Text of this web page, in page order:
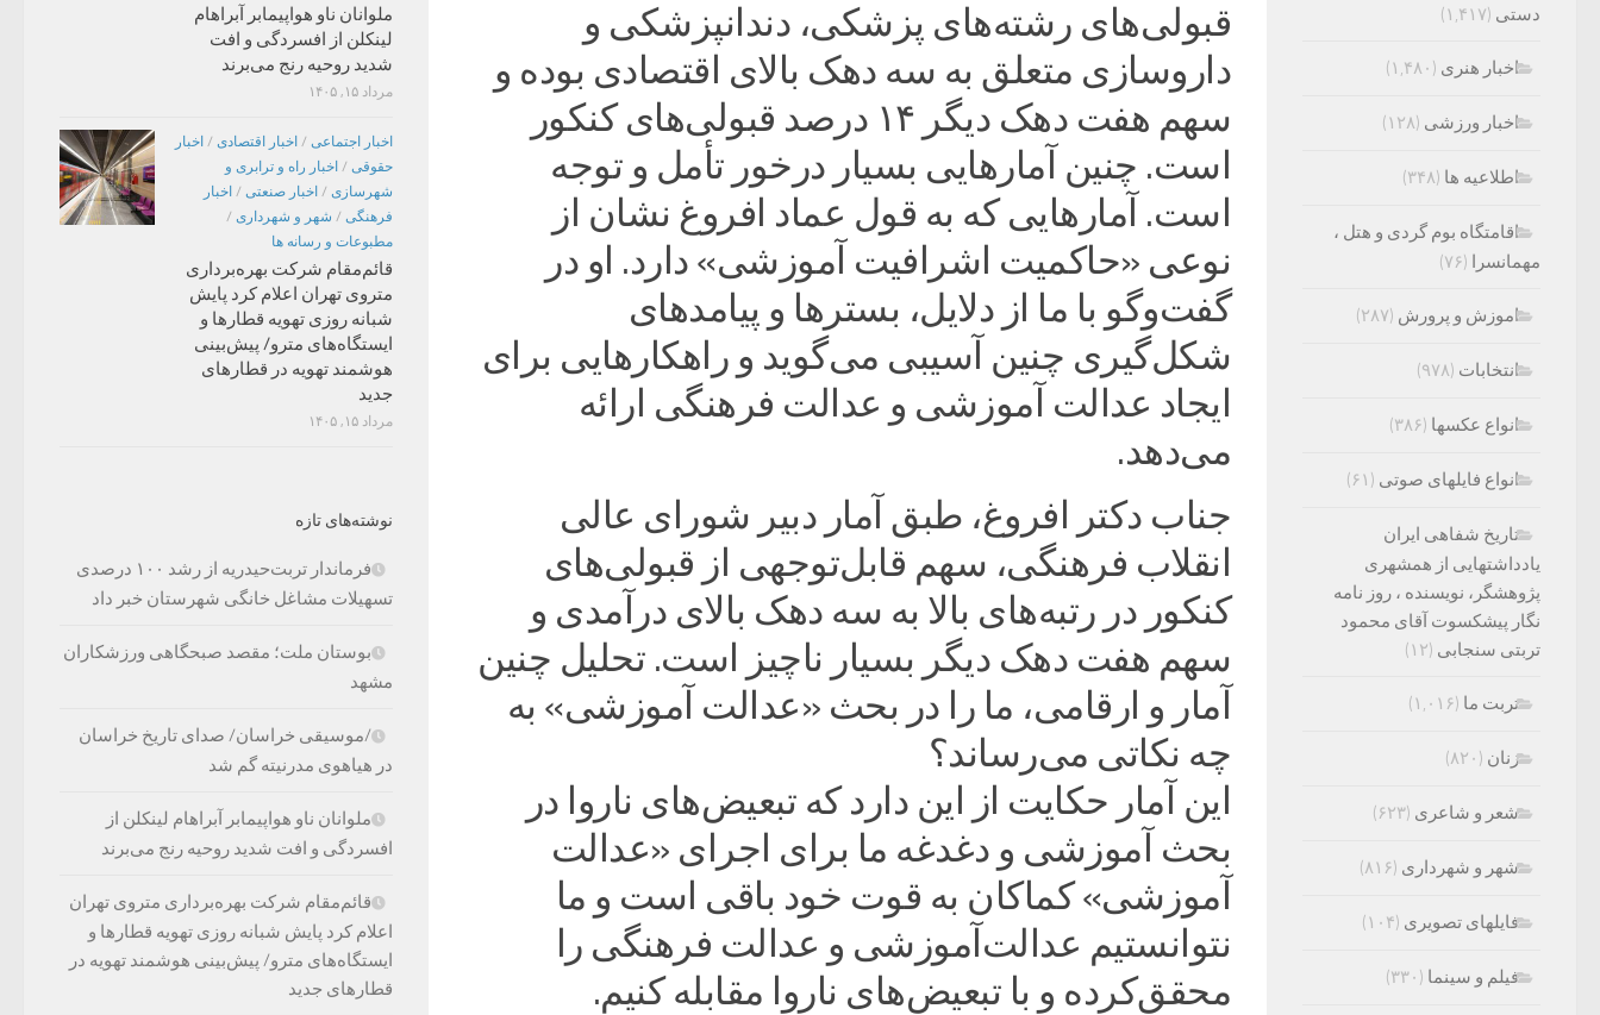
قبولی‌های رشته‌های پزشکی، دندانپزشکی و
داروسازی متعلق به سه دهک بالای اقتصادی بوده و
سهم هفت دهک دیگر ۱۴ درصد قبولی‌های کنکور
است. چنین آمارهایی بسیار درخور تأمل و توجه
است. آمارهایی که به قول عماد افروغ نشان از
نوعی «حاکمیت اشرافیت آموزشی» دارد. او در
گفت‌وگو با ما از دلایل، بسترها و پیامدهای
شکل‌گیری چنین آسیبی می‌گوید و راهکارهایی برای
ایجاد عدالت آموزشی و عدالت فرهنگی ارائه
می‌دهد.
​​​​​​​جناب دکتر افروغ، طبق آمار دبیر شورای عالی
انقلاب فرهنگی، سهم قابل‌توجهی از قبولی‌های
کنکور در رتبه‌های بالا به سه دهک بالای درآمدی و
سهم هفت دهک دیگر بسیار ناچیز است. تحلیل چنین
آمار و ارقامی، ما را در بحث «عدالت آموزشی» به
چه نکاتی می‌رساند؟
این آمار حکایت از این دارد که تبعیض‌های ناروا در
بحث آموزشی و دغدغه ما برای اجرای «عدالت
آموزشی» کماکان به قوت خود باقی است و ما
نتوانستیم عدالت‌آموزشی و عدالت فرهنگی را
محقق‌کرده و با تبعیض‌های ناروا مقابله کنیم.
ملوانان ناو هواپیمابر آبراهام
لینکلن از افسردگی و افت
شدید روحیه رنج می‌برند
مرداد ۱۵, ۱۴۰۵
اخبار اجتماعی / اخبار اقتصادی / اخبار
حقوقی / اخبار راه و ترابری و
شهرسازی / اخبار صنعتی / اخبار
فرهنگی / شهر و شهرداری /
مطبوعات و رسانه ها
قائم‌مقام شرکت بهره‌برداری
متروی تهران اعلام کرد پایش
شبانه روزی تهویه قطارها و
ایستگاه‌های مترو/ پیش‌بینی
هوشمند تهویه در قطارهای
جدید
مرداد ۱۵, ۱۴۰۵
نوشته‌های تازه
فرماندار تربت‌حیدریه از رشد ۱۰۰ درصدی
تسهیلات مشاغل خانگی شهرستان خبر داد
بوستان ملت؛ مقصد صبحگاهی ورزشکاران
مشهد
/موسیقی خراسان/ صدای تاریخ خراسان
در هیاهوی مدرنیته گم شد
ملوانان ناو هواپیمابر آبراهام لینکلن از
افسردگی و افت شدید روحیه رنج می‌برند
قائم‌مقام شرکت بهره‌برداری متروی تهران
اعلام کرد پایش شبانه روزی تهویه قطارها و
ایستگاه‌های مترو/ پیش‌بینی هوشمند تهویه در
قطارهای جدید
دستی (۱,۴۱۷)
اخبار هنری (۱,۴۸۰)
اخبار ورزشی (۱۲۸)
اطلاعیه ها (۳۴۸)
اقامتگاه بوم گردی و هتل ،
مهمانسرا (۷۶)
اموزش و پرورش (۲۸۷)
انتخابات (۹۷۸)
انواع عکسها (۳۸۶)
انواع فایلهای صوتی (۶۱)
تاریخ شفاهی ایران
یادداشتهایی از همشهری
پژوهشگر، نویسنده ، روز نامه
نگار پیشکسوت آقای محمود
تربتی سنجابی (۱۲)
تربت ما (۱,۰۱۶)
زنان (۸۲۰)
شعر و شاعری (۶۲۳)
شهر و شهرداری (۸۱۶)
فایلهای تصویری (۱۰۴)
فیلم و سینما (۳۳۰)